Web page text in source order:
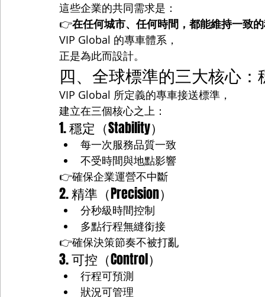
這些企業的共同需求是：
👉在任何城市、任何時間，都能維持一致
VIP Global 的專車體系，
正是為此而設計。
四、全球標準的三大核心
VIP Global 所定義的專車接送標準，
建立在三個核心之上：
1. 穩定（Stability）
每一次服務品質一致
不受時間與地點影響
👉確保企業運營不中斷
2. 精準（Precision）
分秒級時間控制
多點行程無縫銜接
👉確保決策節奏不被打亂
3. 可控（Control）
行程可預測
狀況可管理